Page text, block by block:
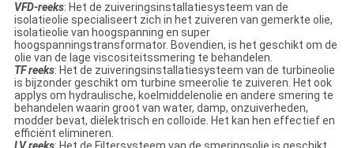
VFD-reeks: Het de zuiveringsinstallatiesysteem van de
isolatieolie specialiseert zich in het zuiveren van gemerkte olie,
isolatieolie van hoogspanning en super
hoogspanningstransformator. Bovendien, is het geschikt om de
olie van de lage viscositeitssmering te behandelen.
TF reeks: Het de zuiveringsinstallatiesysteem van de turbineolie
is bijzonder geschikt om turbine smeerolie te zuiveren. Het ook
applys om hydraulische, koelmiddelenolie en andere smering te
behandelen waarin groot van water, damp, onzuiverheden,
modder bevat, diëlektrisch en colloïde. Het kan hen effectief en
efficiënt elimineren.